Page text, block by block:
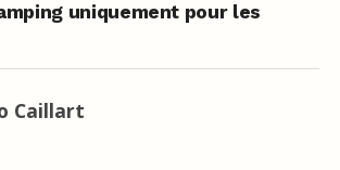
uniquement pour les
Caillart